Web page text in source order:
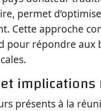
permet
Cette approche
pour répondre aux
présents à la